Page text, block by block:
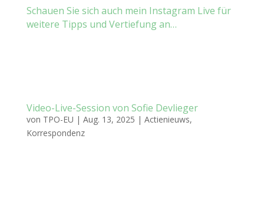
Schauen Sie sich auch mein Instagram Live für
weitere Tipps und Vertiefung an…
Video-Live-Session von Sofie Devlieger
von TPO-EU | Aug. 13, 2025 | Actienieuws,
Korrespondenz